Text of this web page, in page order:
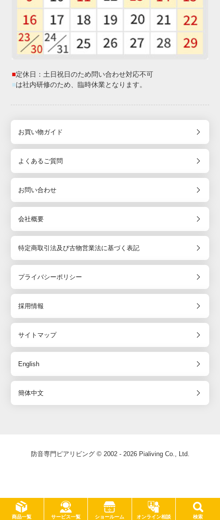
商品一覧 サービス一覧 ショールーム オンライン相談 検索
■定休日：土日祝日のため問い合わせ対応不可
■は社内研修のため、臨時休業となります。
お買い物ガイド
よくあるご質問
お問い合わせ
会社概要
特定商取引法及び古物営業法に基づく表記
プライバシーポリシー
採用情報
サイトマップ
English
簡体中文
防音専門ピアリビング © 2002 - 2026 Pialiving Co., Ltd.